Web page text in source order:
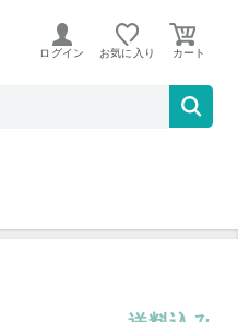
。
ログイン お気に入り
トセット MTR-24